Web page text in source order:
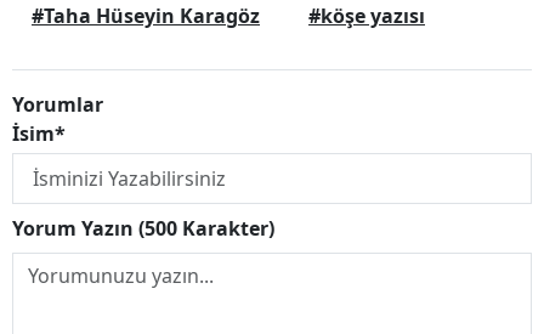
#Taha Hüseyin Karagöz #köşe yazısı
Yorumlar
İsim*
Yorum Yazın (500 Karakter)